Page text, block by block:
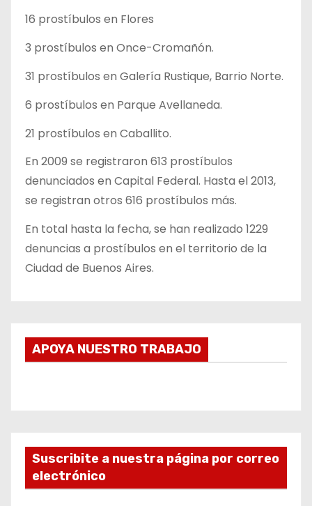
16 prostíbulos en Flores
3 prostíbulos en Once-Cromañón.
31 prostíbulos en Galería Rustique, Barrio Norte.
6 prostíbulos en Parque Avellaneda.
21 prostíbulos en Caballito.
En 2009 se registraron 613 prostíbulos
denunciados en Capital Federal. Hasta el 2013,
se registran otros 616 prostíbulos más.
En total hasta la fecha, se han realizado 1229
denuncias a prostíbulos en el territorio de la
Ciudad de Buenos Aires.
APOYA NUESTRO TRABAJO
Suscribite a nuestra página por correo
electrónico